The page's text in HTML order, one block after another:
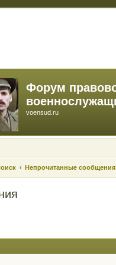
Форум
voensud.ru
Непрочитанные сообщения